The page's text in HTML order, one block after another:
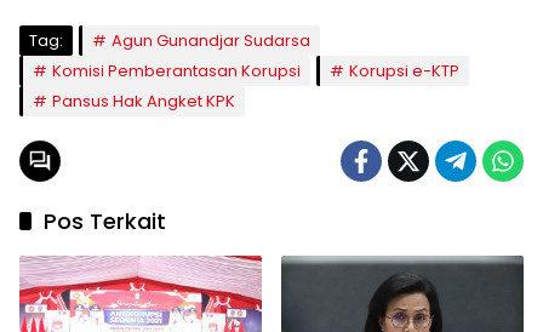
Tag:
Agun Gunandjar Sudarsa
Komisi Pemberantasan Korupsi
Korupsi e-KTP
Pansus Hak Angket KPK
Pos Terkait